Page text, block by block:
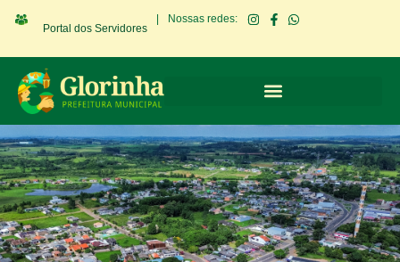
Portal dos Servidores
Nossas redes: